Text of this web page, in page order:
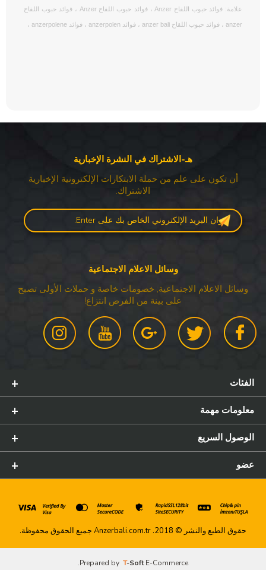
علامة: فوائد حبوب اللقاح Anzer ، فوائد حبوب اللقاح Anzer ، فوائد حبوب اللقاح
anzer ، فوائد حبوب اللقاح anzer bali ، فوائد anzerpolen ، فوائد anzerpolene ،
هـ-الاشتراك في النشرة الإخبارية
أن تكون على علم من حملة الابتكارات الإلكترونية الإخبارية
الاشتراك.
وسائل الاعلام الاجتماعية
وسائل الاعلام الاجتماعية, خصومات خاصة و حملات الأولى تصبح
على بينة من الفرص انتزاع!
الفئات
معلومات مهمة
الوصول السريع
عضو
حقوق الطبع والنشر © 2018. Anzerbali.com.tr جميع الحقوق محفوظة.
Prepared by T-SoftE-Commerce
.